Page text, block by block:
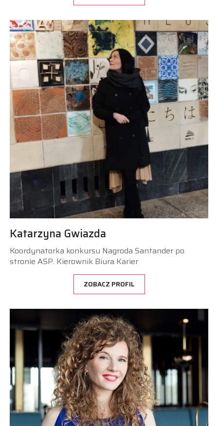
Katarzyna Gwiazda
Koordynatorka konkursu Nagroda Santander po
stronie ASP. Kierownik Biura Karier
ZOBACZ PROFIL